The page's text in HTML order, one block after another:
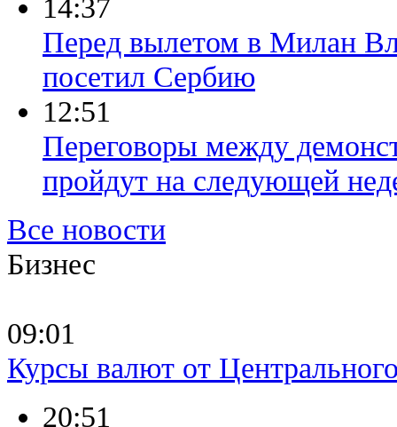
14:37
Перед вылетом в Милан
посетил Сербию
12:51
Переговоры между
пройдут на следующей
Все новости
Бизнес
09:01
Курсы валют от
20:51